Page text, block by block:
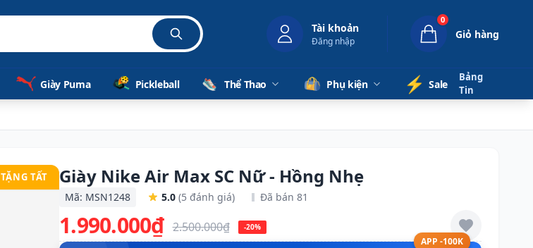
Tài khoản
Đăng nhập
0
Giỏ hàng
Giày Puma Pickleball Thể Thao Phụ kiện ⚡️ Sale
Bảng
Tin
TẶNG TẤT Giày Nike Air Max SC Nữ - Hồng Nhẹ
Mã: MSN1248 5.0 (5 đánh giá) Đã bán 81
1.990.000₫ 2.500.000₫ -20%
APP -100K